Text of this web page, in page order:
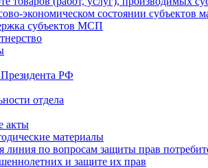
экономическом состоянии субъектов
субъектов МСП
Президента РФ
отдела
акты
материалы
линия по вопросам защиты прав
и защите их прав